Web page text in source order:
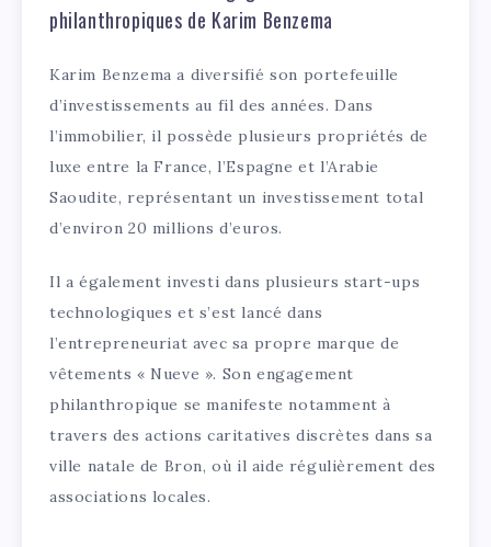
philanthropiques de Karim Benzema
Karim Benzema a diversifié son portefeuille
d’investissements au fil des années. Dans
l’immobilier, il possède plusieurs propriétés de
luxe entre la France, l’Espagne et l’Arabie
Saoudite, représentant un investissement total
d’environ 20 millions d’euros.
Il a également investi dans plusieurs start-ups
technologiques et s’est lancé dans
l’entrepreneuriat avec sa propre marque de
vêtements « Nueve ». Son engagement
philanthropique se manifeste notamment à
travers des actions caritatives discrètes dans sa
ville natale de Bron, où il aide régulièrement des
associations locales.